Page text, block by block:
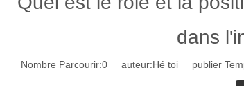
dans
Nombre Parcourir:0 auteur:Hé toi publier